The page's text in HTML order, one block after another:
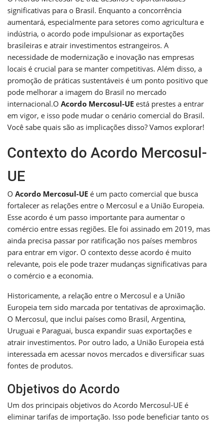
significativas para o Brasil. Enquanto a concorrência
aumentará, especialmente para setores como agricultura e
indústria, o acordo pode impulsionar as exportações
brasileiras e atrair investimentos estrangeiros. A
necessidade de modernização e inovação nas empresas
locais é crucial para se manter competitivas. Além disso, a
promoção de práticas sustentáveis é um ponto positivo que
pode melhorar a imagem do Brasil no mercado
internacional.O Acordo Mercosul-UE está prestes a entrar
em vigor, e isso pode mudar o cenário comercial do Brasil.
Você sabe quais são as implicações disso? Vamos explorar!
Contexto do Acordo Mercosul-
UE
O Acordo Mercosul-UE é um pacto comercial que busca
fortalecer as relações entre o Mercosul e a União Europeia.
Esse acordo é um passo importante para aumentar o
comércio entre essas regiões. Ele foi assinado em 2019, mas
ainda precisa passar por ratificação nos países membros
para entrar em vigor. O contexto desse acordo é muito
relevante, pois ele pode trazer mudanças significativas para
o comércio e a economia.
Historicamente, a relação entre o Mercosul e a União
Europeia tem sido marcada por tentativas de aproximação.
O Mercosul, que inclui países como Brasil, Argentina,
Uruguai e Paraguai, busca expandir suas exportações e
atrair investimentos. Por outro lado, a União Europeia está
interessada em acessar novos mercados e diversificar suas
fontes de produtos.
Objetivos do Acordo
Um dos principais objetivos do Acordo Mercosul-UE é
eliminar tarifas de importação. Isso pode beneficiar tanto os